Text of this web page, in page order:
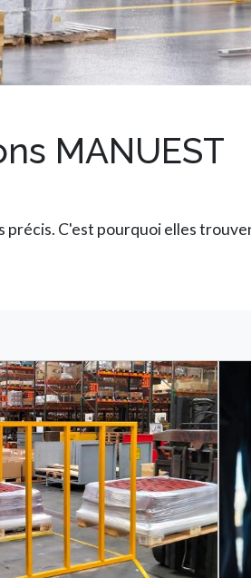
MANUEST
C'est pourquoi elles